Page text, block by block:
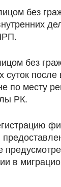
без
без
по месту
РК.
в